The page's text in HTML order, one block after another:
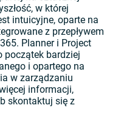
w której
intuicyjne, oparte na
z przepływem
Planner i Project
początek bardziej
i opartego na
w zarządzaniu
informacji,
skontaktuj się z